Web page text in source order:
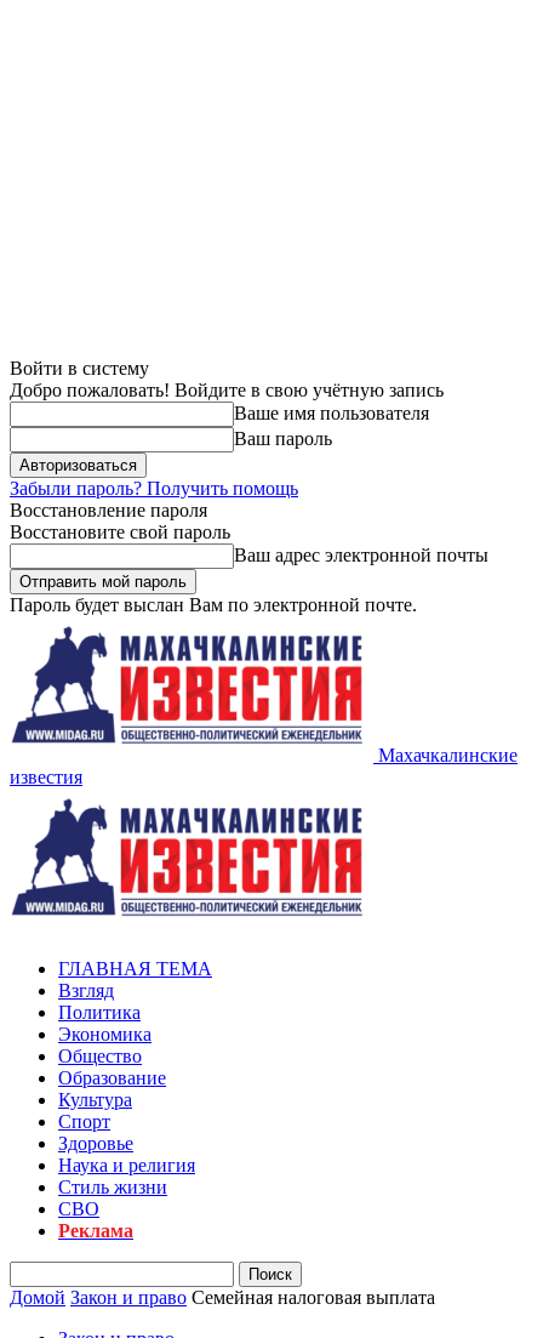
Войти в систему
Добро пожаловать! Войдите в свою учётную запись
Ваше имя пользователя
Ваш пароль
Забыли пароль? Получить помощь
Восстановление пароля
Восстановите свой пароль
Ваш адрес электронной почты
Пароль будет выслан Вам по электронной почте.
Махачкалинские
известия
ГЛАВНАЯ ТЕМА
Взгляд
Политика
Экономика
Общество
Образование
Культура
Спорт
Здоровье
Наука и религия
Стиль жизни
СВО
Реклама
Домой Закон и право Семейная налоговая выплата